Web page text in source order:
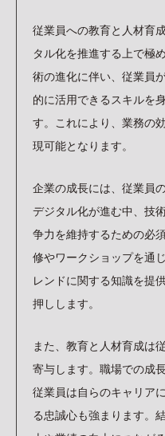
従業員への教育と人材育
タル化を推進する上で極
術の進化に伴い、従業員
的に活用できるスキルを
す。これにより、業務の
現可能となります。
企業の成長には、従業員
デジタル化が進む中、技
争力を維持するための必
修やワークショップを通
レンドに関する知識を提
押しします。
また、教育と人材育成は
寄与します。職場での成
従業員は自らのキャリア
る忠誠心も強まります。